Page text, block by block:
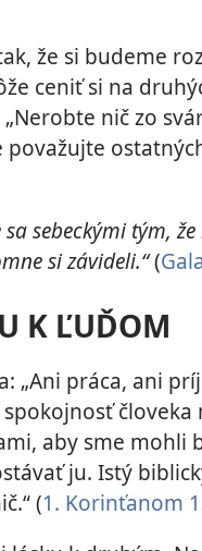
že si budeme
ceniť si na
nič zo
sa sebeckými tým,
si závideli.“(
K ĽUĎOM
„Ani práca, ani
aby sme mohli
ju. Istý
(1. Korinťanom